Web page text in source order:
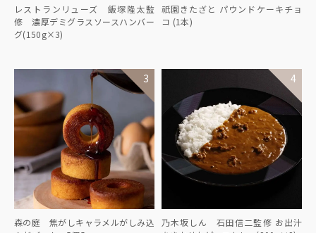
レストランリューズ 飯塚隆太監
修 濃厚デミグラスソースハンバー
グ(150g×3)
祇園きたざと パウンドケーキチョ
コ (1本)
森の庭 焦がしキャラメルがしみ込
乃木坂しん 石田信二監修 お出汁